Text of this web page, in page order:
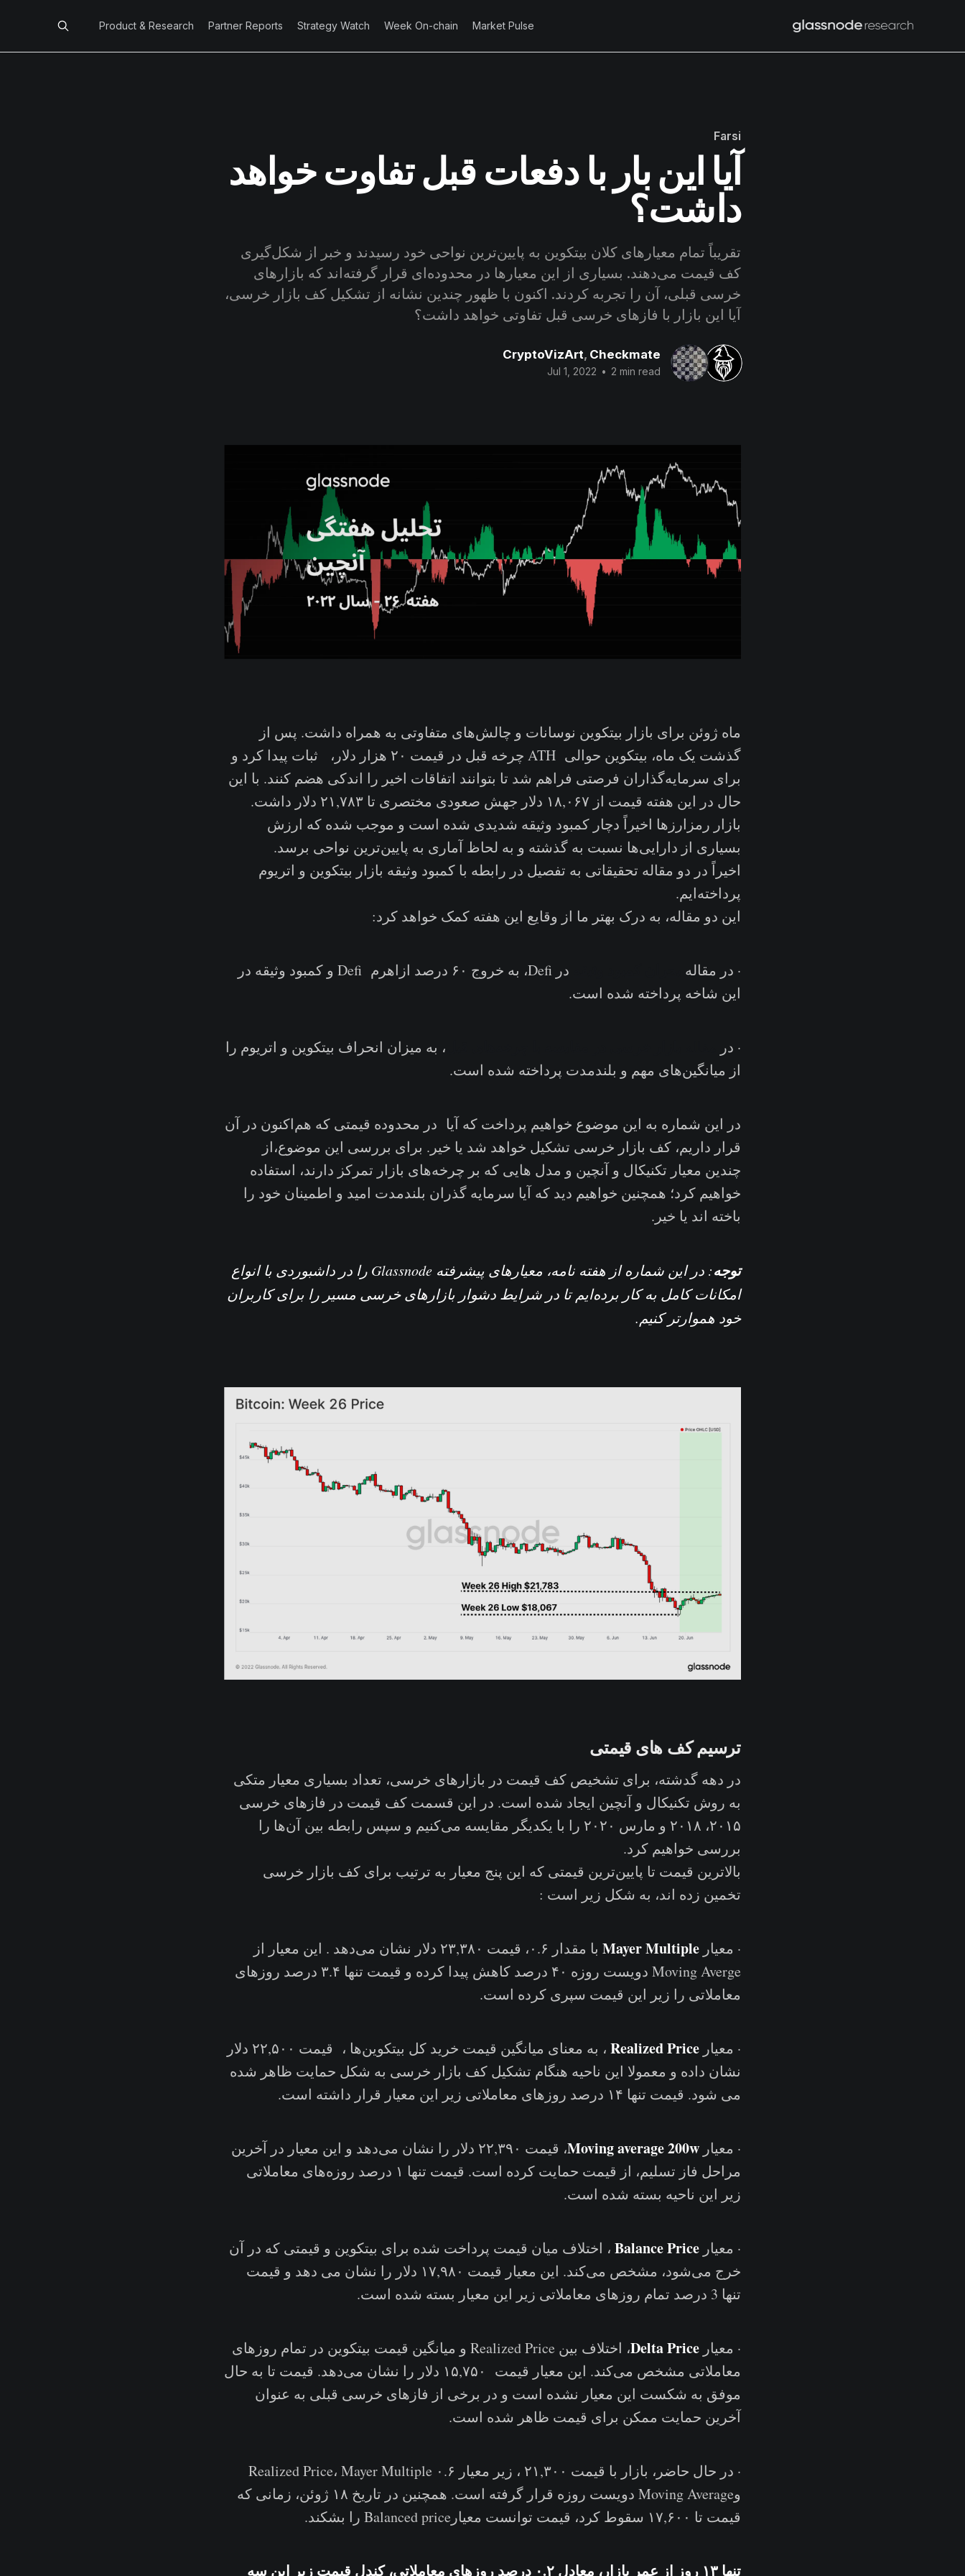
Market Pulse
Week On-chain
Strategy Watch
Partner Reports
Product & Research
Farsi
آیا این بار با دفعات قبل تفاوت خواهد
داشت؟
تقریباً تمام معیارهای کلان بیتکوین به پایین‌ترین نواحی خود رسیدند و خبر از شکل‌گیری
کف قیمت می‌دهند. بسیاری از این معیارها در محدوده‌ای قرار گرفته‌اند که بازارهای
خرسی قبلی، آن را تجربه کردند. اکنون با ظهور چندین نشانه از تشکیل کف بازار خرسی،
آیا این بازار با فازهای خرسی قبل تفاوتی خواهد داشت؟
CryptoVizArt, Checkmate
Jul 1, 2022 • 2 min read
ماه ژوئن برای بازار بیتکوین نوسانات و چالش‌های متفاوتی به همراه داشت. پس از
گذشت یک ماه، بیتکوین حوالی ATH چرخه قبل در قیمت ۲۰ هزار دلار، ثبات پیدا کرد و
برای سرمایه‌گذاران فرصتی فراهم شد تا بتوانند اتفاقات اخیر را اندکی هضم کنند. با این
حال در این هفته قیمت از ۱۸,۰۶۷ دلار جهش صعودی مختصری تا ۲۱,۷۸۳ دلار داشت.
بازار رمزارزها اخیراً دچار کمبود وثیقه شدیدی شده است و موجب شده که ارزش
بسیاری از دارایی‌ها نسبت به گذشته و به لحاظ آماری به پایین‌ترین نواحی برسد.
اخیراً در دو مقاله تحقیقاتی به تفصیل در رابطه با کمبود وثیقه بازار بیتکوین و اتریوم
پرداخته‌ایم.
این دو مقاله، به درک بهتر ما از وقایع این هفته کمک خواهد کرد:
· در مقاله
در Defi، به خروج ۶۰ درصد ازاهرم Defi و کمبود وثیقه در
این شاخه پرداخته شده است.
· در
، به میزان انحراف بیتکوین و اتریوم را
از میانگین‌های مهم و بلندمدت پرداخته شده است.
در این شماره به این موضوع خواهیم پرداخت که آیا در محدوده قیمتی که هم‌اکنون در آن
قرار داریم، کف بازار خرسی تشکیل خواهد شد یا خیر. برای بررسی این موضوع،از
چندین معیار تکنیکال و آنچین و مدل هایی که بر چرخه‌های بازار تمرکز دارند، استفاده
خواهیم کرد؛ همچنین خواهیم دید که آیا سرمایه گذران بلندمدت امید و اطمینان خود را
باخته اند یا خیر.
توجه
: در این شماره از هفته نامه، معیارهای پیشرفته Glassnode را در داشبوردی با انواع
امکانات کامل به‌ کار برده‌ایم تا در شرایط دشوار بازارهای خرسی مسیر را برای کاربران
خود هموارتر کنیم.
ترسیم کف های قیمتی
در دهه گدشته، برای تشخیص کف قیمت در بازارهای خرسی، تعداد بسیاری معیار متکی
به روش تکنیکال و آنچین ایجاد شده است. در این قسمت کف قیمت در فازهای خرسی
۲۰۱۵، ۲۰۱۸ و مارس ۲۰۲۰ را با یکدیگر مقایسه می‌کنیم و سپس رابطه بین آن‌ها را
بررسی خواهیم کرد.
بالاترین قیمت تا پایین‌ترین قیمتی که این پنج معیار به ترتیب برای کف بازار خرسی
تخمین زده اند، به شکل زیر است :
· معیار Mayer Multiple
با مقدار ۰.۶، قیمت ۲۳,۳۸۰ دلار نشان می‌دهد . این معیار از
Moving Averge دویست روزه ۴۰ درصد کاهش پیدا کرده و قیمت تنها ۳.۴ درصد روزهای
معاملاتی را زیر این قیمت سپری کرده است.
· معیار Realized Price
، به معنای میانگین قیمت خرید کل بیتکوین‌ها ، قیمت ۲۲,۵۰۰ دلار
نشان داده و معمولا این ناحیه هنگام تشکیل کف بازار خرسی به شکل حمایت ظاهر شده
می شود. قیمت تنها ۱۴ درصد روزهای معاملاتی زیر این معیار قرار داشته است.
· معیار Moving average 200w
، قیمت ۲۲,۳۹۰ دلار را نشان می‌دهد و این معیار در آخرین
مراحل فاز تسلیم، از قیمت حمایت کرده است. قیمت تنها ۱ درصد روزه‌های معاملاتی
زیر این ناحیه بسته شده است.
· معیار Balance Price ، اختلاف میان قیمت پرداخت شده برای بیتکوین و قیمتی که در آن
خرج می‌شود، مشخص می‌کند. این معیار قیمت ۱۷,۹۸۰ دلار را نشان می دهد و قیمت
تنها 3 درصد تمام روزهای معاملاتی زیر این معیار بسته شده است.
· معیار Delta Price
، اختلاف بین Realized Price و میانگین قیمت بیتکوین در تمام روزهای
معاملاتی مشخص می‌کند. این معیار قیمت ۱۵,۷۵۰ دلار را نشان می‌دهد. قیمت تا به حال
موفق به شکست این معیار نشده است و در برخی از فازهای خرسی قبلی به عنوان
آخرین حمایت ممکن برای قیمت ظاهر شده است.
· در حال حاضر، بازار با قیمت ۲۱,۳۰۰ ، زیر معیار Realized Price، Mayer Multiple ۰.۶
وMoving Average دویست روزه قرار گرفته است. همچنین در تاریخ ۱۸ ژوئن، زمانی که
قیمت تا ۱۷,۶۰۰ سقوط کرد، قیمت توانست معیارBalanced price را بشکند.
تنها ۱۳ روز از عمر بازار، معادل ۰.۲ درصد روزهای معاملاتی، کندل قیمت زیر این سه